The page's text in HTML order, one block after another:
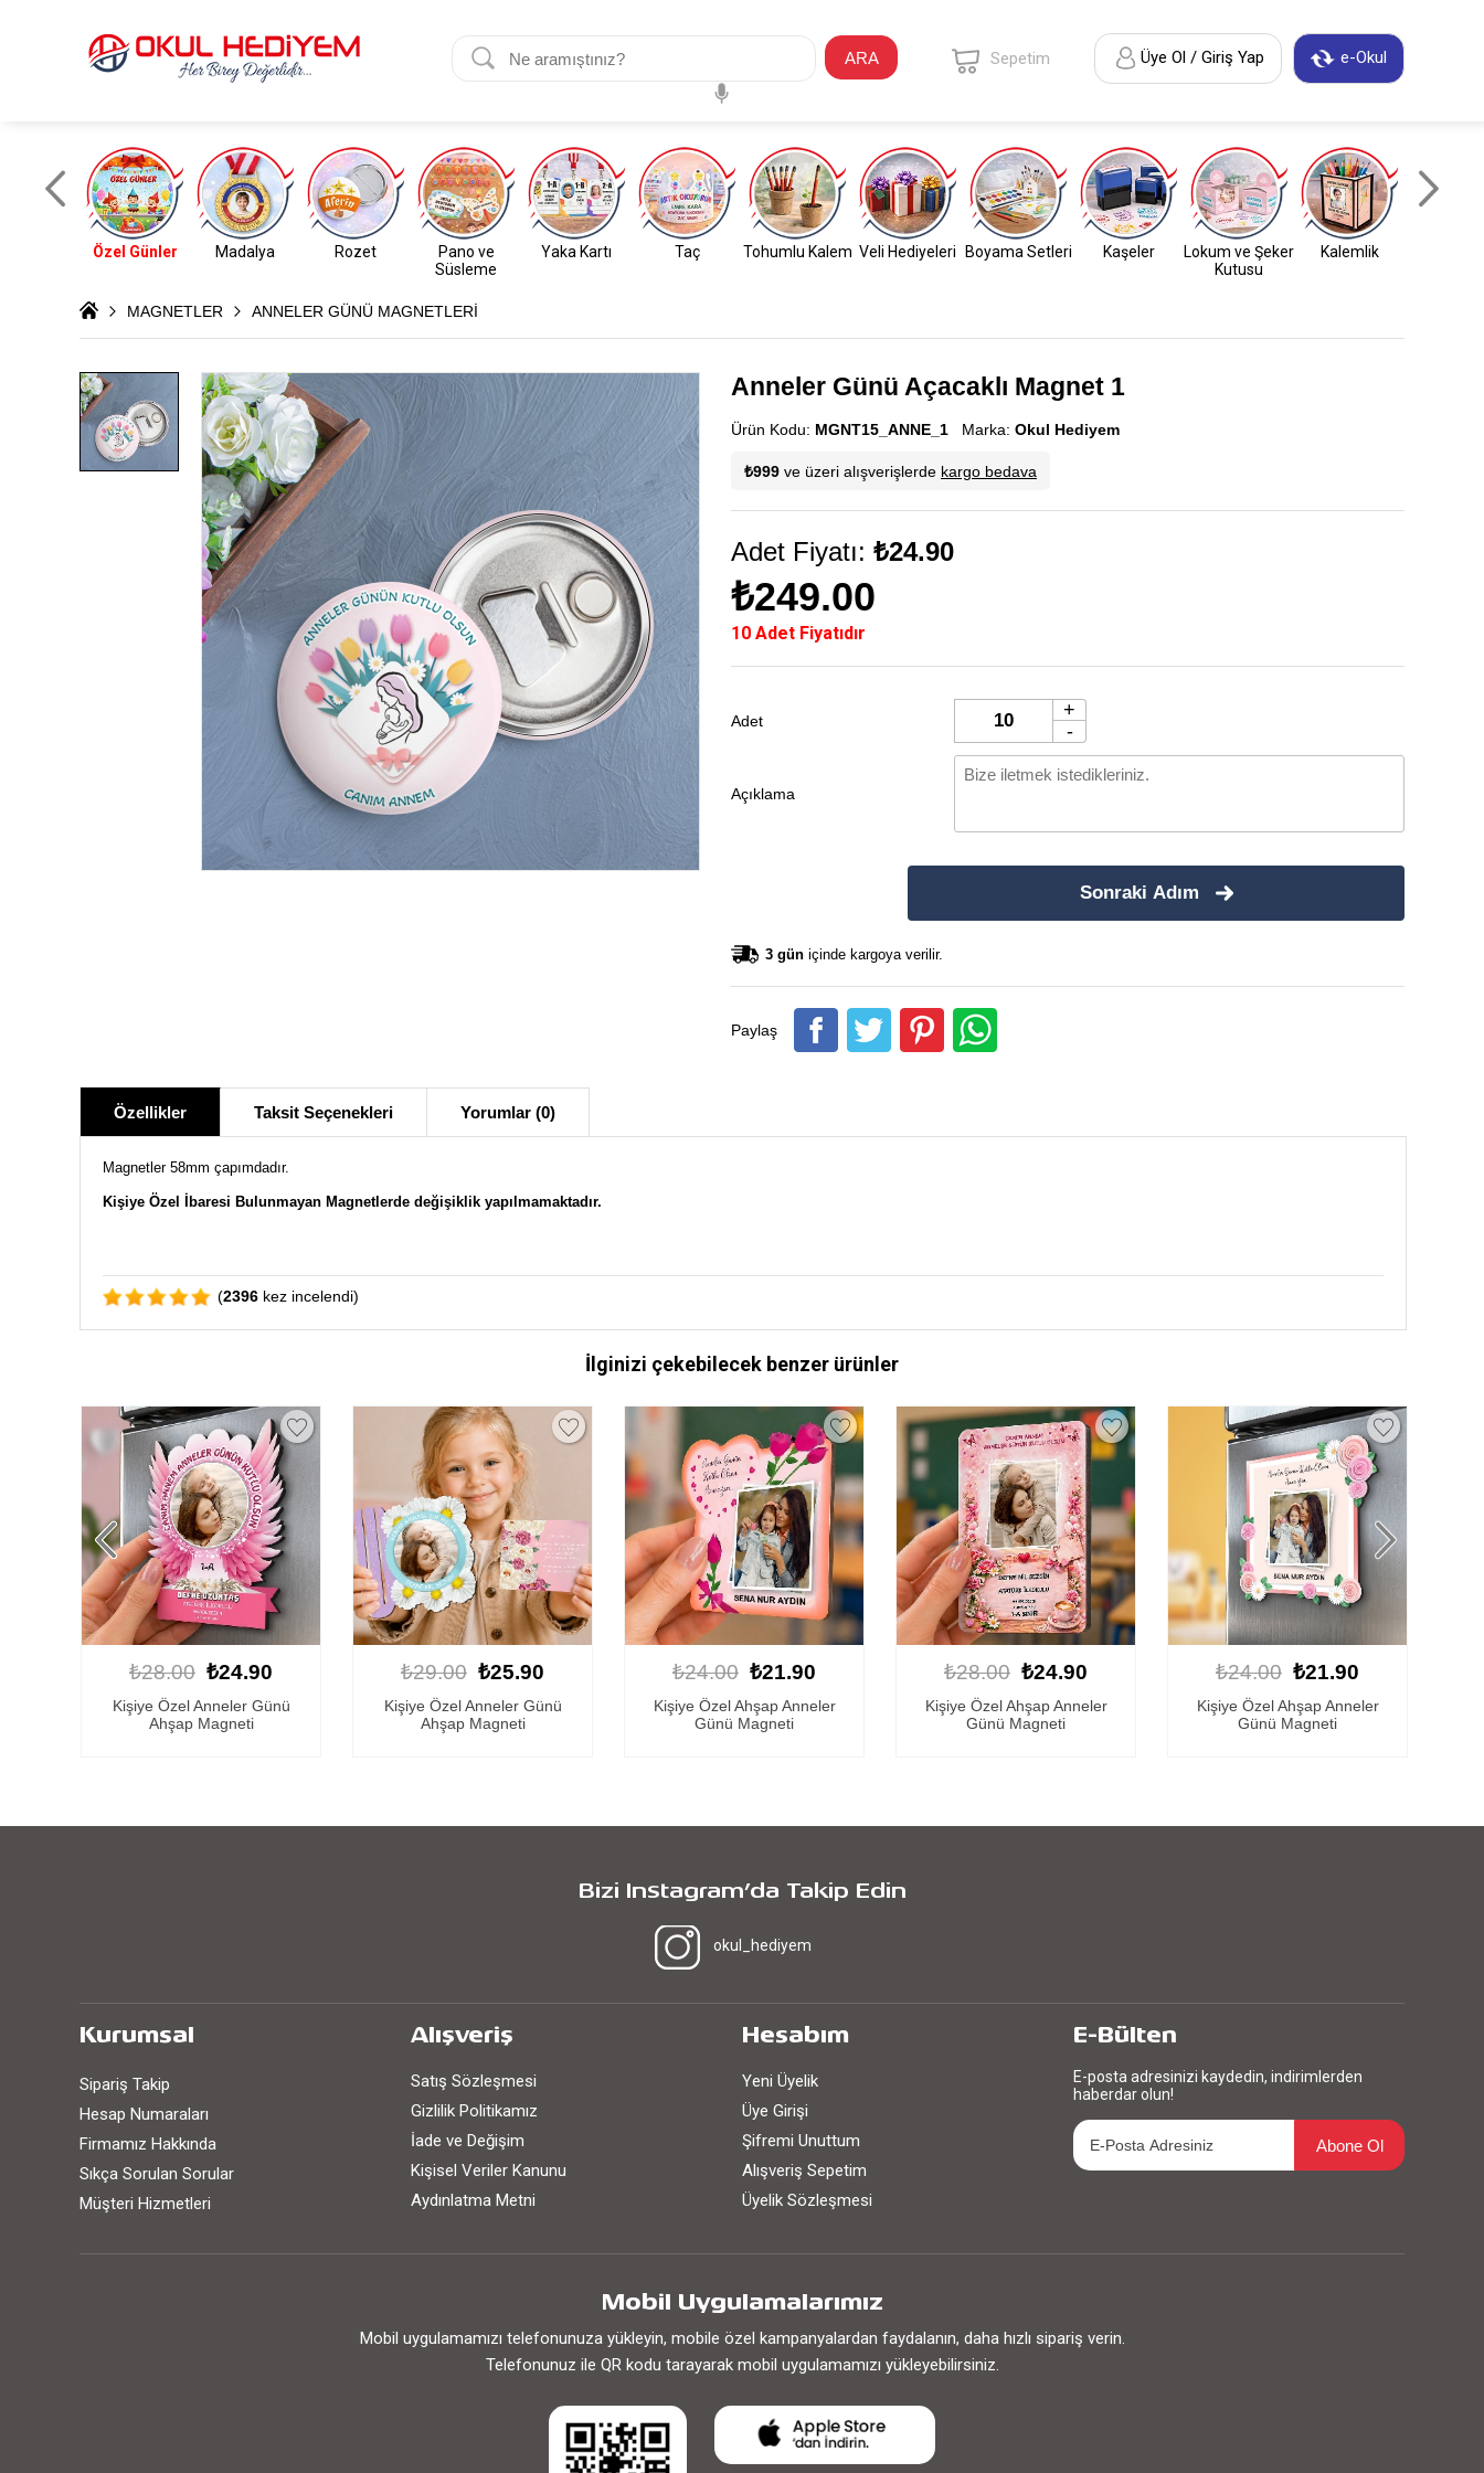
ARA e-Okul
Üye Ol / Giriş Yap
Sepetim
Özel Günler Madalya Rozet
Pano ve
Süsleme
Yaka Kartı Taç Tohumlu Kalem Veli Hediyeleri Boyama Setleri Kaşeler
Lokum ve Şeker
Kutusu
Kalemlik
MAGNETLER ANNELER GÜNÜ MAGNETLERİ
Anneler Günü Açacaklı Magnet 1
Ürün Kodu: MGNT15_ANNE_1 Marka: Okul Hediyem
₺999 ve üzeri alışverişlerde kargo bedava
Adet Fiyatı: ₺24.90
₺249.00
10 Adet Fiyatıdır
Adet
+
-
Açıklama
Sonraki Adım
3 gün içinde kargoya verilir.
Paylaş
Özellikler Taksit Seçenekleri Yorumlar (0)
Magnetler 58mm çapımdadır.
Kişiye Özel İbaresi Bulunmayan Magnetlerde değişiklik yapılmamaktadır.
(2396 kez incelendi)
İlginizi çekebilecek benzer ürünler
₺29.00 ₺25.90
Kişiye Özel Anneler Günü
Ahşap Magneti
₺24.00 ₺21.90
Kişiye Özel Ahşap Anneler
Günü Magneti
₺28.00 ₺24.90
Kişiye Özel Ahşap Anneler
Günü Magneti
₺24.00 ₺21.90
Kişiye Özel Ahşap Anneler
Günü Magneti
₺24.00 ₺21.90
Kişiye Özel Ahşap Anneler
Günü Magneti
Bizi Instagram’da Takip Edin
okul_hediyem
Kurumsal
Sipariş Takip
Hesap Numaraları
Firmamız Hakkında
Sıkça Sorulan Sorular
Müşteri Hizmetleri
Alışveriş
Satış Sözleşmesi
Gizlilik Politikamız
İade ve Değişim
Kişisel Veriler Kanunu
Aydınlatma Metni
Hesabım
Yeni Üyelik
Üye Girişi
Şifremi Unuttum
Alışveriş Sepetim
Üyelik Sözleşmesi
E-Bülten
E-posta adresinizi kaydedin, indirimlerden
haberdar olun!
Abone Ol
Mobil Uygulamalarımız
Mobil uygulamamızı telefonunuza yükleyin, mobile özel kampanyalardan faydalanın, daha hızlı sipariş verin.
Telefonunuz ile QR kodu tarayarak mobil uygulamamızı yükleyebilirsiniz.